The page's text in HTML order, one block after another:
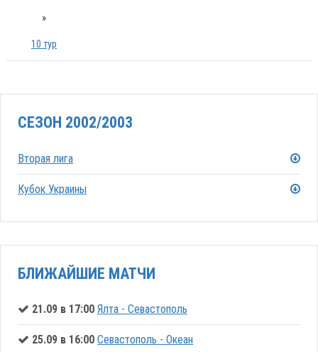
»
10 тур
СЕЗОН 2002/2003
Вторая лига
Кубок Украины
БЛИЖАЙШИЕ МАТЧИ
21.09 в 17:00 Ялта - Севастополь
25.09 в 16:00 Севастополь - Океан